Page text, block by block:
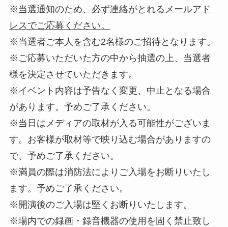
※当選通知のため、必ず連絡がとれるメールアド
レスでご応募ください。
※当選者ご本人を含む2名様のご招待となります。
※ご応募いただいた方の中から抽選の上、当選者
様を決定させていただきます。
※イベント内容は予告なく変更、中止となる場合
があります。予めご了承ください。
※当日はメディアの取材が入る可能性がございま
す。お客様が取材等で映り込む場合がありますの
で、予めご了承ください。
※満員の際は消防法によりご入場をお断りいたし
ます。予めご了承ください。
※開演後のご入場は堅くお断りいたします。
※場内での録画・録音機器の使用を固く禁止致し